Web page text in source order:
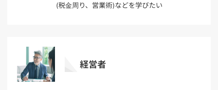
(税金周り、営業術)などを学びたい
経営者